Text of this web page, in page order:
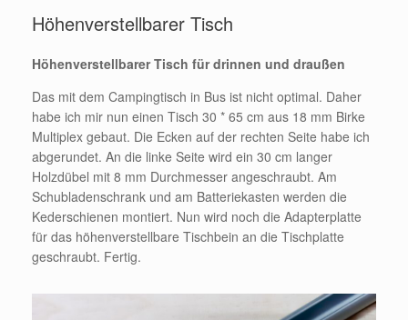
Höhenverstellbarer Tisch
Höhenverstellbarer Tisch für drinnen und draußen
Das mit dem Campingtisch in Bus ist nicht optimal. Daher
habe ich mir nun einen Tisch 30 * 65 cm aus 18 mm Birke
Multiplex gebaut. Die Ecken auf der rechten Seite habe ich
abgerundet. An die linke Seite wird ein 30 cm langer
Holzdübel mit 8 mm Durchmesser angeschraubt. Am
Schubladenschrank und am Batteriekasten werden die
Kederschienen montiert. Nun wird noch die Adapterplatte
für das höhenverstellbare Tischbein an die Tischplatte
geschraubt. Fertig.